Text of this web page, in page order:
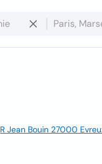
R Jean Bouin 27000